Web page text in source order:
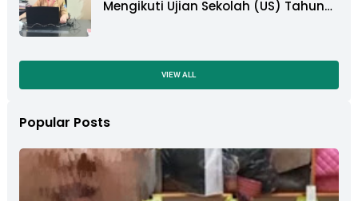
Mengikuti Ujian Sekolah (US) Tahun
VIEW ALL
Popular Posts